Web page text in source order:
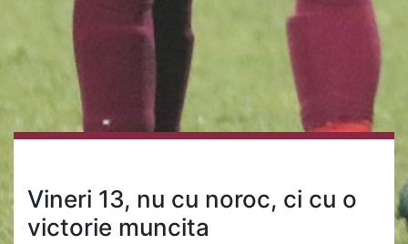
Vineri 13, nu cu noroc, ci cu o
victorie muncita